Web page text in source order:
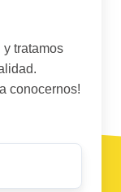
y tratamos
conocernos!